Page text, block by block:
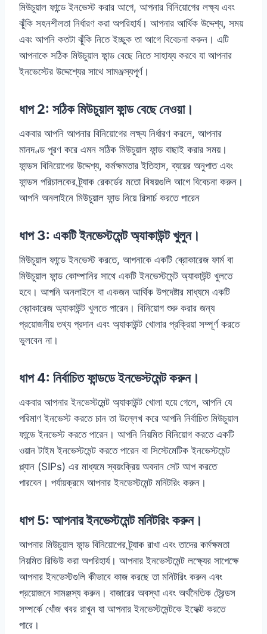
মিউচুয়াল ফান্ডে ইনভেস্ট করার আগে, আপনার বিনিয়োগের লক্ষ্য এবং
ঝুঁকি সহনশীলতা নির্ধারণ করা অপরিহার্য। আপনার আর্থিক উদ্দেশ্য, সময়
এবং আপনি কতটা ঝুঁকি নিতে ইচ্ছুক তা আগে বিবেচনা করুন। এটি
আপনাকে সঠিক মিউচুয়াল ফান্ড বেছে নিতে সাহায্য করবে যা আপনার
ইনভেস্টের উদ্দেশ্যের সাথে সামঞ্জস্যপূর্ণ।
ধাপ 2: সঠিক মিউচুয়াল ফান্ড বেছে নেওয়া।
একবার আপনি আপনার বিনিয়োগের লক্ষ্য নির্ধারণ করলে, আপনার
মানদণ্ড পূরণ করে এমন সঠিক মিউচুয়াল ফান্ড বাছাই করার সময়।
ফান্ডস বিনিয়োগের উদ্দেশ্য, কর্মক্ষমতার ইতিহাস, ব্যয়ের অনুপাত এবং
ফান্ডস পরিচালকের ট্র্যাক রেকর্ডের মতো বিষয়গুলি আগে বিবেচনা করুন।
আপনি অনলাইনে মিউচুয়াল ফান্ড নিয়ে রিসার্চ করতে পারেন
ধাপ 3: একটি ইনভেস্টমেন্ট অ্যাকাউন্ট খুলুন।
মিউচুয়াল ফান্ডে ইনভেস্ট করতে, আপনাকে একটি ব্রোকারেজ ফার্ম বা
মিউচুয়াল ফান্ড কোম্পানির সাথে একটি ইনভেস্টমেন্ট অ্যাকাউন্ট খুলতে
হবে। আপনি অনলাইনে বা একজন আর্থিক উপদেষ্টার মাধ্যমে একটি
ব্রোকারেজ অ্যাকাউন্ট খুলতে পারেন। বিনিয়োগ শুরু করার জন্য
প্রয়োজনীয় তথ্য প্রদান এবং অ্যাকাউন্ট খোলার প্রক্রিয়া সম্পূর্ণ করতে
ভুলবেন না।
ধাপ 4: নির্বাচিত ফান্ডডে ইনভেস্টমেন্ট করুন।
একবার আপনার ইনভেস্টমেন্ট অ্যাকাউন্ট খোলা হয়ে গেলে, আপনি যে
পরিমাণ ইনভেস্ট করতে চান তা উল্লেখ করে আপনি নির্বাচিত মিউচুয়াল
ফান্ডে ইনভেস্ট করতে পারেন। আপনি নিয়মিত বিনিয়োগ করতে একটি
ওয়ান টাইম ইনভেস্টমেন্ট করতে পারেন বা সিস্টেমেটিক ইনভেস্টমেন্ট
প্ল্যান (SIPs) এর মাধ্যমে স্বয়ংক্রিয় অবদান সেট আপ করতে
পারবেন। পর্যায়ক্রমে আপনার ইনভেস্টমেন্ট মনিটরিং করুন।
ধাপ 5: আপনার ইনভেস্টমেন্ট মনিটরিং করুন।
আপনার মিউচুয়াল ফান্ড বিনিয়োগের ট্র্যাক রাখা এবং তাদের কর্মক্ষমতা
নিয়মিত রিভিউ করা অপরিহার্য। আপনার ইনভেস্টমেন্ট লক্ষ্যের সাপেক্ষে
আপনার ইনভেস্টগুলি কীভাবে কাজ করছে তা মনিটরিং করুন এবং
প্রয়োজনে সামঞ্জস্য করুন। বাজারের অবস্থা এবং অর্থনৈতিক ট্রেন্ডস
সম্পর্কে খোঁজ খবর রাখুন যা আপনার ইনভেস্টমেন্টকে ইফেক্ট করতে
পারে।